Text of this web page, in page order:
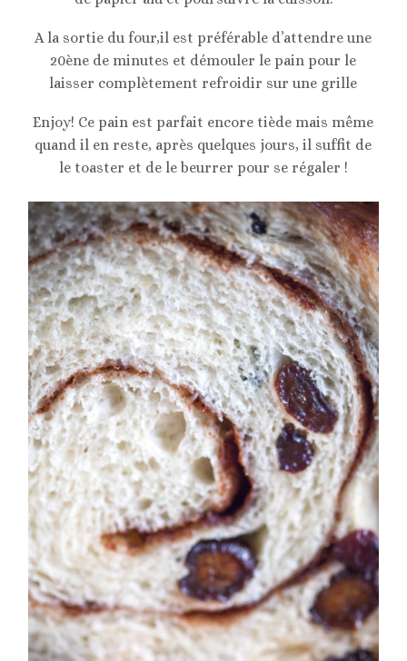
A la sortie du four,il est préférable d’attendre une
20ène de minutes et démouler le pain pour le
laisser complètement refroidir sur une grille
Enjoy! Ce pain est parfait encore tiède mais même
quand il en reste, après quelques jours, il suffit de
le toaster et de le beurrer pour se régaler !